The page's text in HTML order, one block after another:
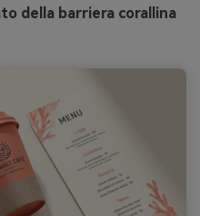
della barriera corallina